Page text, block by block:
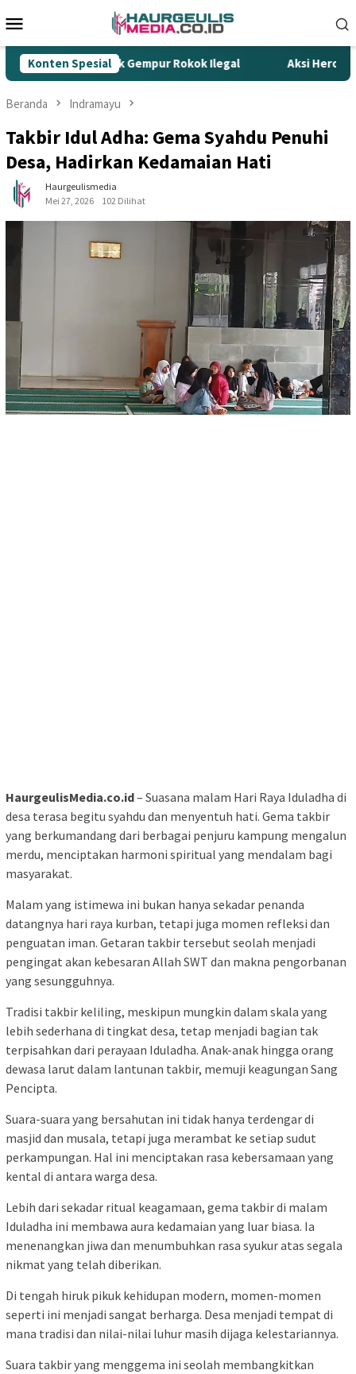
ke
Mobile
Konten Spesial
Tombak Gempur Rokok Ilegal Aksi Heroik Fajar
Beranda Indramayu
Takbir Idul Adha: Gema Syahdu Penuhi
Desa, Hadirkan Kedamaian Hati
Haurgeulismedia
Mei 27, 2026
102 Dilihat
HaurgeulisMedia.co.id– Suasana malam Hari Raya Iduladha di
desa terasa begitu syahdu dan menyentuh hati. Gema takbir
yang berkumandang dari berbagai penjuru kampung mengalun
merdu, menciptakan harmoni spiritual yang mendalam bagi
masyarakat.
Malam yang istimewa ini bukan hanya sekadar penanda
datangnya hari raya kurban, tetapi juga momen refleksi dan
penguatan iman. Getaran takbir tersebut seolah menjadi
pengingat akan kebesaran Allah SWT dan makna pengorbanan
yang sesungguhnya.
Tradisi takbir keliling, meskipun mungkin dalam skala yang
lebih sederhana di tingkat desa, tetap menjadi bagian tak
terpisahkan dari perayaan Iduladha. Anak-anak hingga orang
dewasa larut dalam lantunan takbir, memuji keagungan Sang
Pencipta.
Suara-suara yang bersahutan ini tidak hanya terdengar di
masjid dan musala, tetapi juga merambat ke setiap sudut
perkampungan. Hal ini menciptakan rasa kebersamaan yang
kental di antara warga desa.
Lebih dari sekadar ritual keagamaan, gema takbir di malam
Iduladha ini membawa aura kedamaian yang luar biasa. Ia
menenangkan jiwa dan menumbuhkan rasa syukur atas segala
nikmat yang telah diberikan.
Di tengah hiruk pikuk kehidupan modern, momen-momen
seperti ini menjadi sangat berharga. Desa menjadi tempat di
mana tradisi dan nilai-nilai luhur masih dijaga kelestariannya.
Suara takbir yang menggema ini seolah membangkitkan